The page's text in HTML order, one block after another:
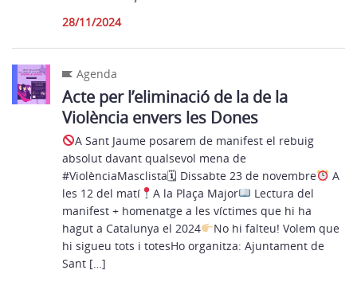
28/11/2024
Agenda
Acte per l’eliminació de la de la
Violència envers les Dones
A Sant Jaume posarem de manifest el rebuig
absolut davant qualsevol mena de
#ViolènciaMasclista🗓 Dissabte 23 de novembre
A
les 12 del matí
A la Plaça Major
Lectura del
manifest + homenatge a les víctimes que hi ha
hagut a Catalunya el 2024
No hi falteu! Volem que
hi sigueu tots i totesHo organitza: Ajuntament de
Sant […]